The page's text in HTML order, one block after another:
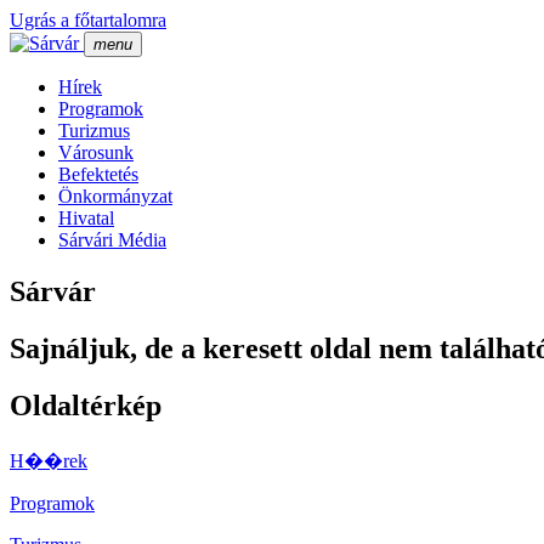
Ugrás a főtartalomra
menu
Hí­rek
Programok
Turizmus
Városunk
Befektetés
Önkormányzat
Hivatal
Sárvári Média
Sárvár
Sajnáljuk, de a keresett oldal nem
Oldaltérkép
H��rek
Programok